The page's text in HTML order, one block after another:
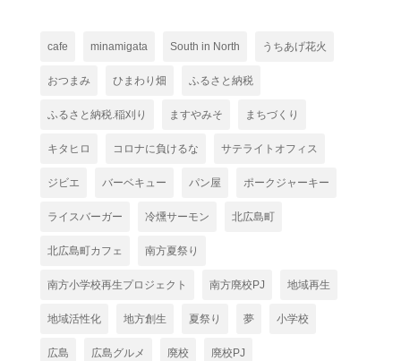
cafe minamigata South in North うちあげ花火
おつまみ ひまわり畑 ふるさと納税
ふるさと納税.稲刈り ますやみそ まちづくり
キタヒロ コロナに負けるな サテライトオフィス
ジビエ バーベキュー パン屋 ポークジャーキー
ライスバーガー 冷燻サーモン 北広島町
北広島町カフェ 南方夏祭り
南方小学校再生プロジェクト 南方廃校PJ 地域再生
地域活性化 地方創生 夏祭り 夢 小学校
広島 広島グルメ 廃校 廃校PJ